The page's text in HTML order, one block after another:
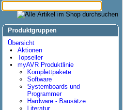
Produktgruppen
Übersicht
Aktionen
Topseller
myAVR Produktlinie
Komplettpakete
Software
Systemboards und
Programmer
Hardware - Bausätze
Literatur